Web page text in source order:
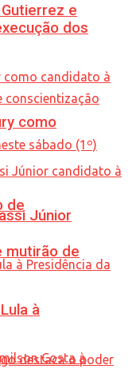
de
mutirão de
e
dos
como
Júnior
à